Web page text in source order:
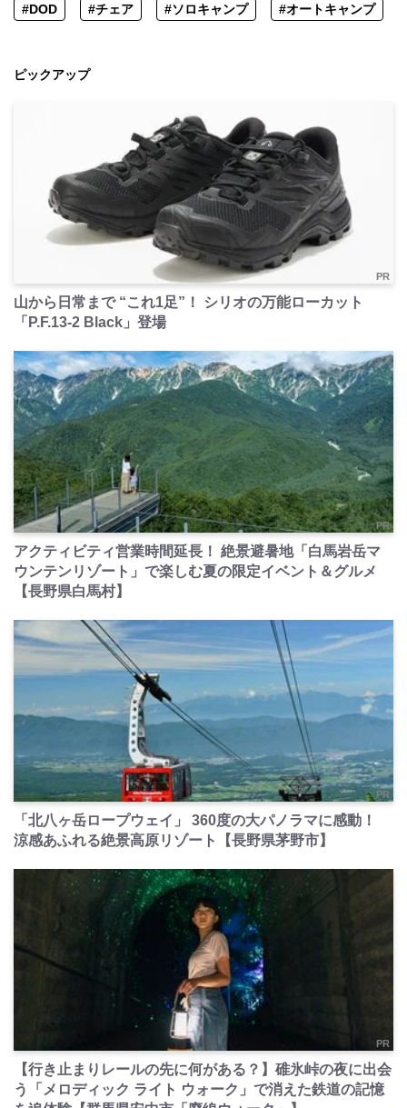
#DOD #チェア #ソロキャンプ #オートキャンプ
ピックアップ
PR
山から日常まで “これ1足”！ シリオの万能ローカット
「P.F.13-2 Black」登場
PR
アクティビティ営業時間延長！ 絶景避暑地「白馬岩岳マ
ウンテンリゾート」で楽しむ夏の限定イベント＆グルメ
【長野県白馬村】
PR
「北八ヶ岳ロープウェイ」 360度の大パノラマに感動！
涼感あふれる絶景高原リゾート【長野県茅野市】
PR
【行き止まりレールの先に何がある？】碓氷峠の夜に出会
う「メロディック ライト ウォーク」で消えた鉄道の記憶